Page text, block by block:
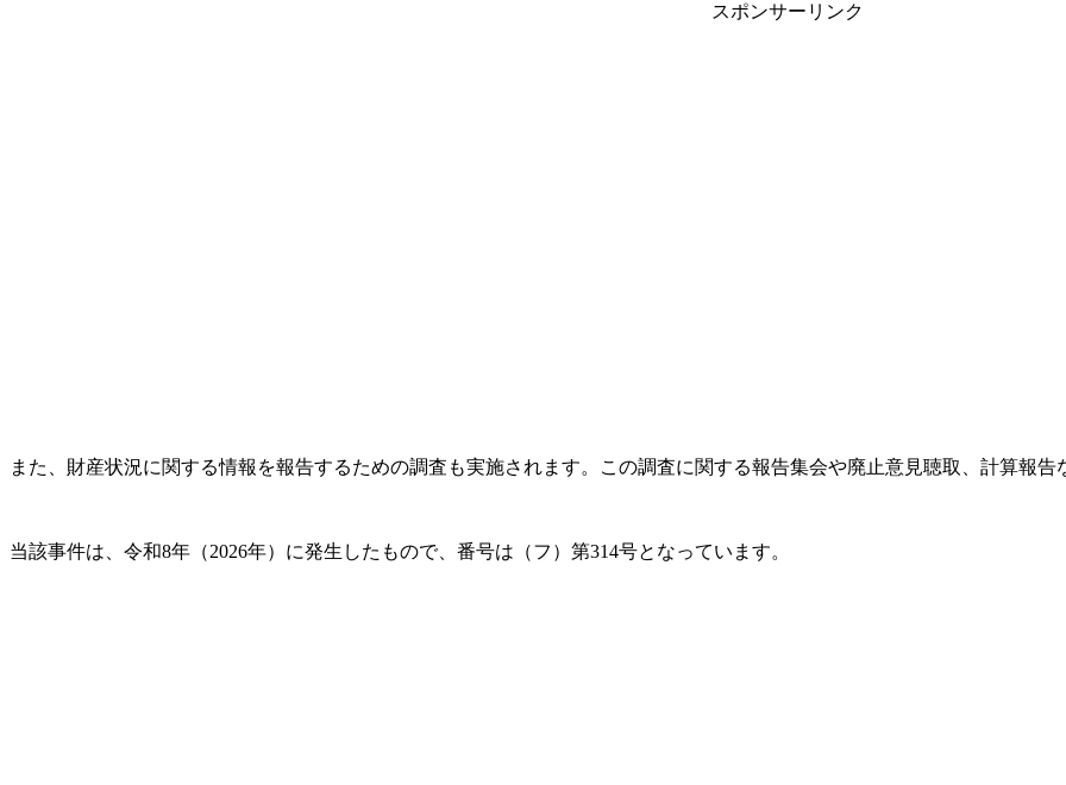
スポンサーリンク
また、財産状況に関する情報を報告するための調査も実施されます。この調査に関する報告集会や廃止意見聴取、計算報
当該事件は、令和8年（2026年）に発生したもので、番号は（フ）第314号となっています。